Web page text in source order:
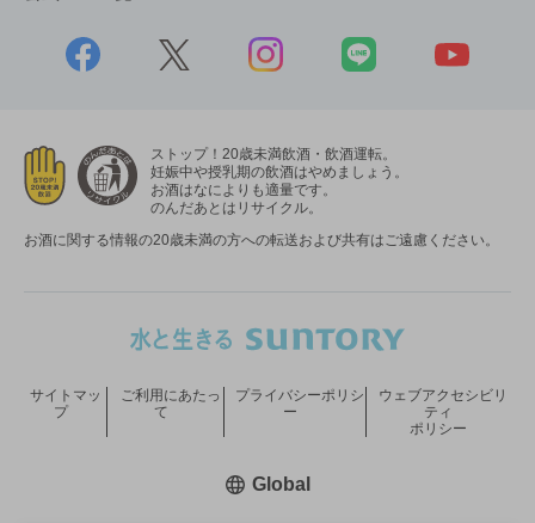
ストップ！20歳未満飲酒・飲酒運転。
妊娠中や授乳期の飲酒はやめましょう。
お酒はなによりも適量です。
のんだあとはリサイクル。
お酒に関する情報の20歳未満の方への転送および共有はご遠慮ください。
サイトマッ
プ
ご利用にあたっ
て
プライバシーポリシ
ー
ウェブアクセシビリ
ティ
ポリシー
Global新しいウィンドウで開く